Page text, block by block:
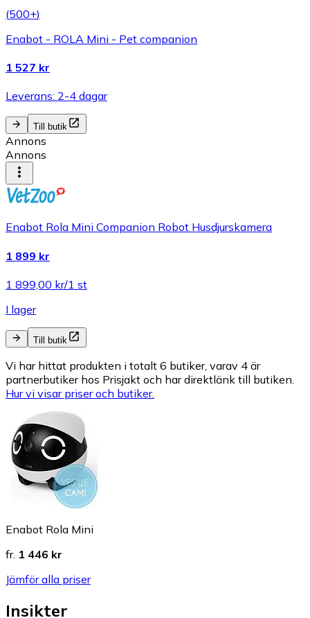
(500+)
Enabot - ROLA Mini - Pet companion
1 527 kr
Leverans: 2-4 dagar
Till butik
Annons
Annons
Enabot Rola Mini Companion Robot Husdjurskamera
1 899 kr
1 899,00 kr/1 st
I lager
Till butik
Vi har hittat produkten i totalt 6 butiker, varav 4 är
partnerbutiker hos Prisjakt och har direktlänk till butiken.
Hur vi visar priser och butiker.
Enabot Rola Mini
fr. 1 446 kr
Jämför alla priser
Insikter